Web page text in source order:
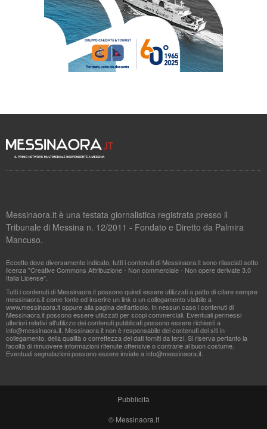
Messinaora.it è una testata giornalistica registrata presso il
Tribunale di Messina n. 12/2011 - Fondato e Diretto da Palmira
Mancuso.
Eccetto dove diversamente indicato, tutti i contenuti di Messinaora.it sono rilasciati sotto
licenza "Creative Commons Attribuzione - Non commerciale - Non opere derivate 3.0
Italia License".
Tutti i contenuti di Messinaora.it possono quindi essere utilizzati a patto di citare sempre
messinaora.it come fonte ed inserire un link o un collegamento visibile a
www.messinaora.it oppure alla pagina dell'articolo. In nessun caso i contenuti di
Messinaora.it possono essere utilizzati per scopi commerciali. Eventuali permessi
ulteriori relativi all'utilizzo dei contenuti pubblicati possono essere richiesti a
info@messinaora.it. Messinaora.it non è responsabile dei contenuti dei siti in
collegamento, della qualità o correttezza dei dati forniti da terzi. Si riserva pertanto la
facoltà di rimuovere informazioni ritenute offensive o contrarie al buon costume.
Eventuali segnalazioni possono essere inviate ainfo@messinaora.it.
Pubblicità
© Messinaora.it